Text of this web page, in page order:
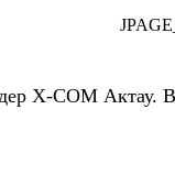
X-COM Актау.